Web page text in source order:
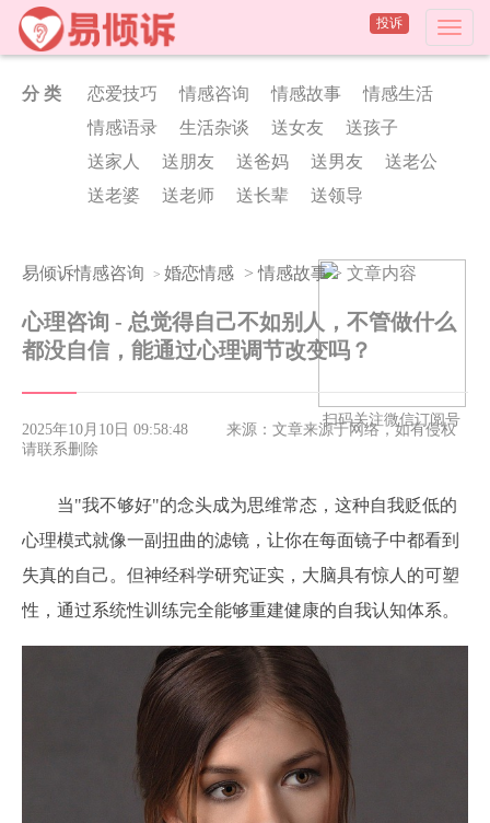
投诉
分 类 恋爱技巧 情感咨询 情感故事
情感生活
情感语录
生活杂谈 送女友
送孩子
送家人
送朋友 送爸妈 送男友
送老公
送老婆
送老师 送长辈 送领导
易倾诉情感咨询 > 婚恋情感 >情感故事> 文章内容
心理咨询 - 总觉得自己不如别人，不管做什么
都没自信，能通过心理调节改变吗？
2025年10月10日 09:58:48
来源：文章来源于网络，如有侵权
请联系删除
当"我不够好"的念头成为思维常态，这种自我贬低的
心理模式就像一副扭曲的滤镜，让你在每面镜子中都看到
失真的自己。但神经科学研究证实，大脑具有惊人的可塑
性，通过系统性训练完全能够重建健康的自我认知体系。
扫码关注微信订阅号